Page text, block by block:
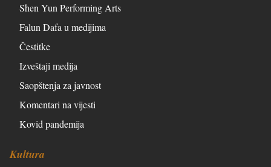
Shen Yun Performing Arts
Falun Dafa u medijima
Čestitke
Izveštaji medija
Saopštenja za javnost
Komentari na vijesti
Kovid pandemija
Kultura